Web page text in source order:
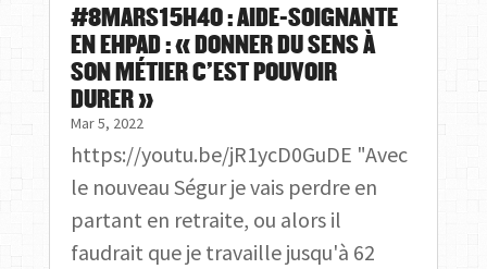
#8MARS15H40 : AIDE-SOIGNANTE
EN EHPAD : « DONNER DU SENS À
SON MÉTIER C’EST POUVOIR
DURER »
Mar 5, 2022
https://youtu.be/jR1ycD0GuDE "Avec
le nouveau Ségur je vais perdre en
partant en retraite, ou alors il
faudrait que je travaille jusqu'à 62